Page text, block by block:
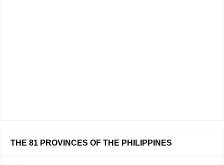
THE 81 PROVINCES OF THE PHILIPPINES